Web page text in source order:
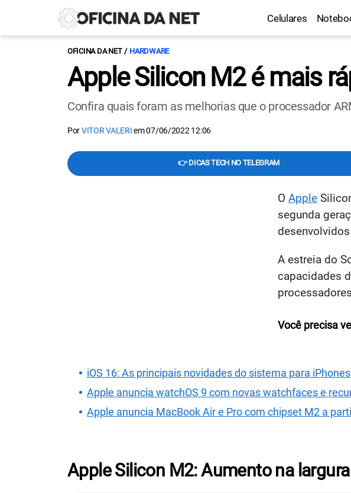
Celulares
OFICINA DA NET HARDWARE
Apple Silicon M2 é mais
Confira quais foram as melhorias que o processador
PorVITOR VALERIem07/06/2022 12:06
👉 DICAS TECH NO TELEGRAM
O Apple
segunda
A estreia do
capacidades
processadores
Você precisa
iOS 16: As principais novidades do sistema para iPhones
Apple anuncia watchOS 9 com novas watchfaces e
Apple anuncia MacBook Air e Pro com chipset M2 a
Apple Silicon M2: Aumento na